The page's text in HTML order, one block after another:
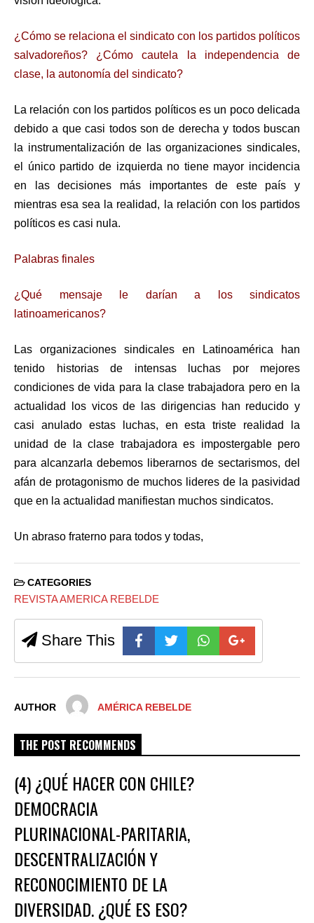
¿Cómo se relaciona el sindicato con los partidos políticos
salvadoreños? ¿Cómo cautela la independencia de
clase, la autonomía del sindicato?
La relación con los partidos políticos es un poco delicada
debido a que casi todos son de derecha y todos buscan
la instrumentalización de las organizaciones sindicales,
el único partido de izquierda no tiene mayor incidencia
en las decisiones más importantes de este país y
mientras esa sea la realidad, la relación con los partidos
políticos es casi nula.
Palabras finales
¿Qué mensaje le darían a los sindicatos
latinoamericanos?
Las organizaciones sindicales en Latinoamérica han
tenido historias de intensas luchas por mejores
condiciones de vida para la clase trabajadora pero en la
actualidad los vicos de las dirigencias han reducido y
casi anulado estas luchas, en esta triste realidad la
unidad de la clase trabajadora es impostergable pero
para alcanzarla debemos liberarnos de sectarismos, del
afán de protagonismo de muchos lideres de la pasividad
que en la actualidad manifiestan muchos sindicatos.
Un abraso fraterno para todos y todas,
CATEGORIES
REVISTA AMERICA REBELDE
Share This
AUTHOR AMÉRICA REBELDE
THE POST RECOMMENDS
(4) ¿QUÉ HACER CON CHILE?
DEMOCRACIA
PLURINACIONAL-PARITARIA,
DESCENTRALIZACIÓN Y
RECONOCIMIENTO DE LA
DIVERSIDAD. ¿QUÉ ES ESO?